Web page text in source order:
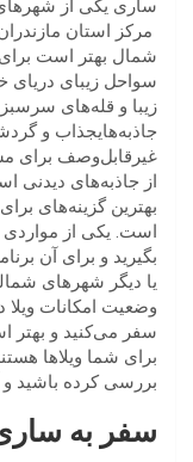
ساری یکی از
مرکز استان
شمال بهتر است
سواحل زیبای دریای
زیبا و قله‌های
جاذبه‌هایجذاب و
غیرقابل‌وصف برای
از جاذبه‌های دیدنی
بهترین گزینه‌های
است. یکی از مواردی
بگیرید و برای آن
یا دیگر شهرهای
وضعیت امکانات
سفر می‌کنید و بهتر
برای شما ویلاها
بررسی کرده باشید و
سفر به